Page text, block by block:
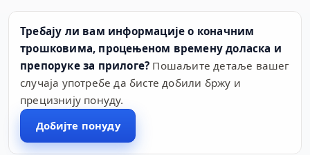
Требају ли вам информације о коначним
трошковима, процењеном времену доласка и
препоруке за прилоге? Пошаљите детаље вашег
случаја употребе да бисте добили бржу и
прецизнију понуду.
Добијте понуду